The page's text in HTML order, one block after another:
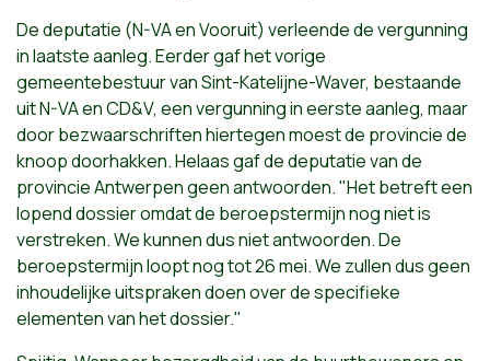
De deputatie (N-VA en Vooruit) verleende de vergunning
in laatste aanleg. Eerder gaf het vorige
gemeentebestuur van Sint-Katelijne-Waver, bestaande
uit N-VA en CD&V, een vergunning in eerste aanleg, maar
door bezwaarschriften hiertegen moest de provincie de
knoop doorhakken. Helaas gaf de deputatie van de
provincie Antwerpen geen antwoorden. "Het betreft een
lopend dossier omdat de beroepstermijn nog niet is
verstreken. We kunnen dus niet antwoorden. De
beroepstermijn loopt nog tot 26 mei. We zullen dus geen
inhoudelijke uitspraken doen over de specifieke
elementen van het dossier."